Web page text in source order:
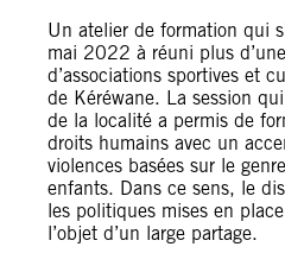
Un atelier de formation qui
mai 2022 à réuni plus
d’associations sportives et
de Kéréwane. La session
de la localité a permis de
droits humains avec un
violences basées sur le
enfants. Dans ce sens, le
les politiques mises en
l’objet d’un large partage.